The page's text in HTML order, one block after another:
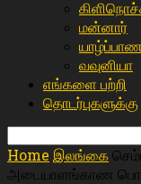
மன்னார்
வவுனியா
எங்களை பற்றி
தொடர்புகளுக்கு
Home இலங்கை
அடையாளங்காண